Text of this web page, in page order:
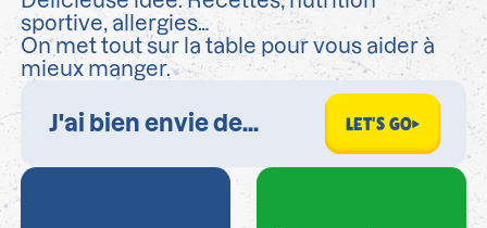
sportive, allergies…
On met tout sur la table pour vous aider à
mieux manger.
LET'S GO